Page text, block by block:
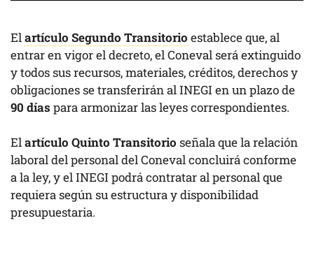
Elartículo Segundo Transitorio establece que, al
entrar en vigor el decreto, el Coneval será extinguido
y todos sus recursos, materiales, créditos, derechos y
obligaciones se transferirán al INEGI en un plazo de
90 días para armonizar las leyes correspondientes.
Elartículo Quinto Transitorio señala que la relación
laboral del personal del Coneval concluirá conforme
a la ley, y el INEGI podrá contratar al personal que
requiera según su estructura y disponibilidad
presupuestaria.